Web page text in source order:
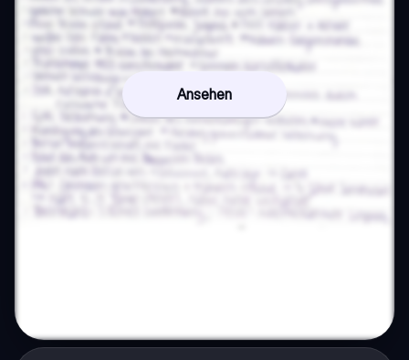
Ansehen